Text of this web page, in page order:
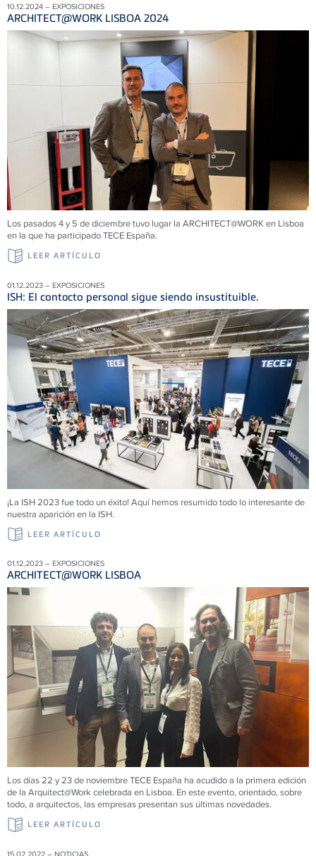
10.12.2024 – EXPOSICIONES
ARCHITECT@WORK LISBOA 2024
Los pasados 4 y 5 de diciembre tuvo lugar la ARCHITECT@WORK en Lisboa
en la que ha participado TECE España.
LEER ARTÍCULO
01.12.2023 – EXPOSICIONES
ISH: El contacto personal sigue siendo insustituible.
¡La ISH 2023 fue todo un éxito! Aquí hemos resumido todo lo interesante de
nuestra aparición en la ISH.
LEER ARTÍCULO
01.12.2023 – EXPOSICIONES
ARCHITECT@WORK LISBOA
Los días 22 y 23 de noviembreTECE España ha acudido a la primera edición
de la Arquitect@Work celebrada en Lisboa. En este evento, orientado, sobre
todo, a arquitectos, las empresas presentan sus últimas novedades.
LEER ARTÍCULO